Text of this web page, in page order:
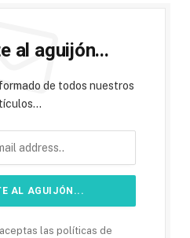
al aguijón...
de todos nuestros
las políticas de